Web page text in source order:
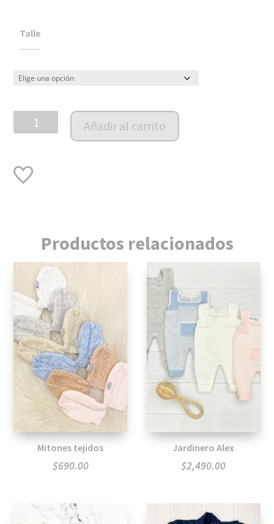
Talle
Bombachudo
Viena
Rosa
cantidad
Añadir al carrito
Productos relacionados
Mitones tejidos
$690.00
Jardinero Alex
$2,490.00